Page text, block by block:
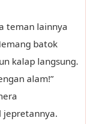
teman lainnya
batok
kalap langsung.
alam!”
jepretannya.